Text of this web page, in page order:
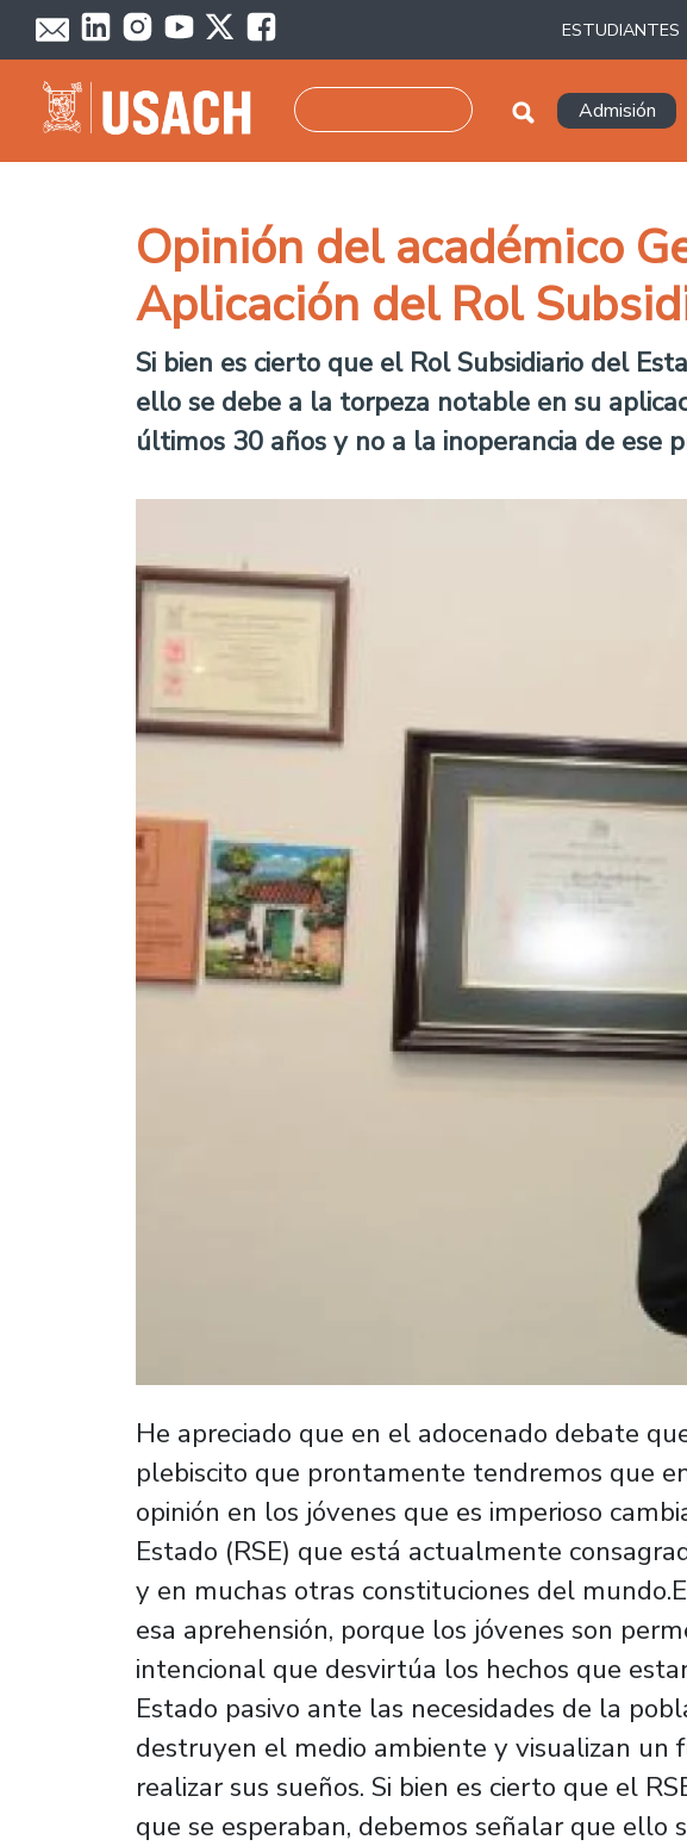
Pasar al contenido principal
ESTUDIANTES
Navegación
Admisión
Opinión del académico
Aplicación del Rol
Si bien es cierto que el Rol Subsidiario del
ello se debe a la torpeza notable en su
últimos 30 años y no a la inoperancia de ese
He apreciado que en el adocenado debate
plebiscito que prontamente tendremos que
opinión en los jóvenes que es imperioso
Estado (RSE) que está actualmente
y en muchas otras constituciones del
esa aprehensión, porque los jóvenes son
intencional que desvirtúa los hechos que
Estado pasivo ante las necesidades de la
destruyen el medio ambiente y visualizan un
realizar sus sueños. Si bien es cierto que el
que se esperaban, debemos señalar que ello